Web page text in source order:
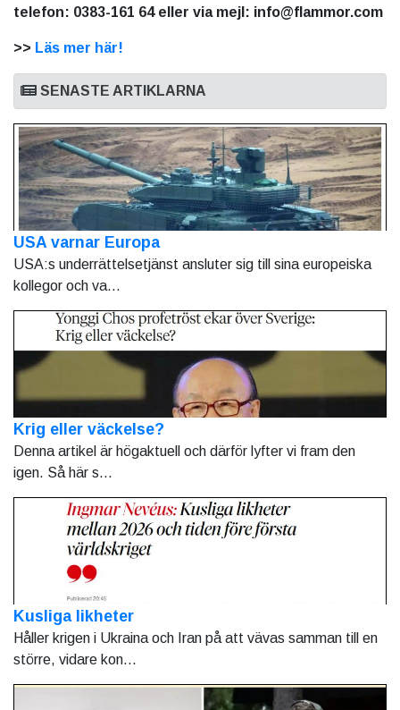
telefon: 0383-161 64 eller via mejl: info@flammor.com
>> Läs mer här!
SENASTE ARTIKLARNA
USA varnar Europa
USA:s underrättelsetjänst ansluter sig till sina europeiska
kollegor och va...
Krig eller väckelse?
Denna artikel är högaktuell och därför lyfter vi fram den
igen. Så här s...
Kusliga likheter
Håller krigen i Ukraina och Iran på att vävas samman till en
större, vidare kon...